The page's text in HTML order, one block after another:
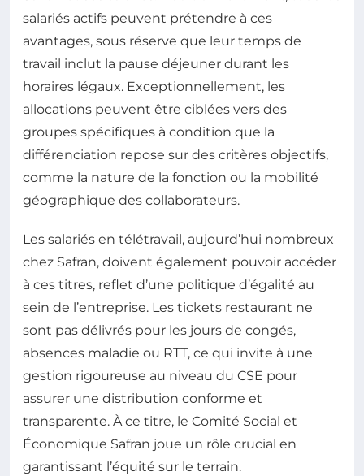
salariés actifs peuvent prétendre à ces
avantages, sous réserve que leur temps de
travail inclut la pause déjeuner durant les
horaires légaux. Exceptionnellement, les
allocations peuvent être ciblées vers des
groupes spécifiques à condition que la
différenciation repose sur des critères objectifs,
comme la nature de la fonction ou la mobilité
géographique des collaborateurs.
Les salariés en télétravail, aujourd’hui nombreux
chez Safran, doivent également pouvoir accéder
à ces titres, reflet d’une politique d’égalité au
sein de l’entreprise. Les tickets restaurant ne
sont pas délivrés pour les jours de congés,
absences maladie ou RTT, ce qui invite à une
gestion rigoureuse au niveau du CSE pour
assurer une distribution conforme et
transparente. À ce titre, le Comité Social et
Économique Safran joue un rôle crucial en
garantissant l’équité sur le terrain.